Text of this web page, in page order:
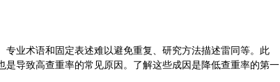
业术语和固定表述难以避免重复、研究方法描述雷同等。此
导致高查重率的常见原因。了解这些成因是降低查重率的第一